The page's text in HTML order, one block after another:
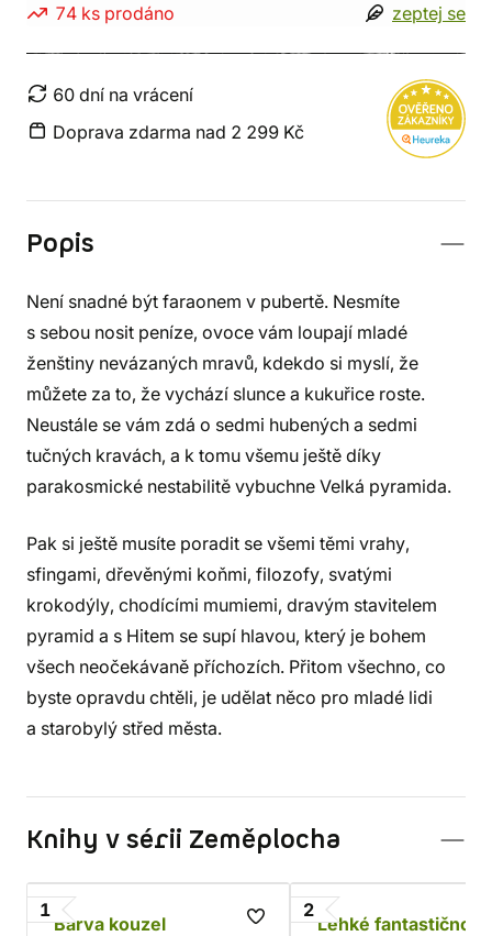
74 ks prodáno zeptej se
60 dní na vrácení
Doprava zdarma nad 2 299 Kč
Popis
Není snadné být faraonem v pubertě. Nesmíte
s sebou nosit peníze, ovoce vám loupají mladé
ženštiny nevázaných mravů, kdekdo si myslí, že
můžete za to, že vychází slunce a kukuřice roste.
Neustále se vám zdá o sedmi hubených a sedmi
tučných kravách, a k tomu všemu ještě díky
parakosmické nestabilitě vybuchne Velká pyramida.
Pak si ještě musíte poradit se všemi těmi vrahy,
sfingami, dřevěnými koňmi, filozofy, svatými
krokodýly, chodícími mumiemi, dravým stavitelem
pyramid a s Hitem se supí hlavou, který je bohem
všech neočekávaně příchozích. Přitom všechno, co
byste opravdu chtěli, je udělat něco pro mladé lidi
a starobylý střed města.
Knihy v sérii Zeměplocha
1
Barva kouzel
2
Lehké fantastično